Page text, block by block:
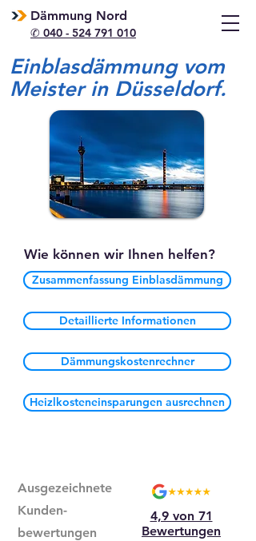
Dämmung Nord
✆ 040 - 524 791 010
Einblasdämmung vom
Meister in Düsseldorf.
Wie können wir Ihnen helfen?
Zusammenfassung Einblasdämmung
Detaillierte Informationen
Dämmungskostenrechner
Heizlkosteneinsparungen ausrechnen
Ausgezeichnete
Kunden-
bewertungen
4,9 von 71
Bewertungen